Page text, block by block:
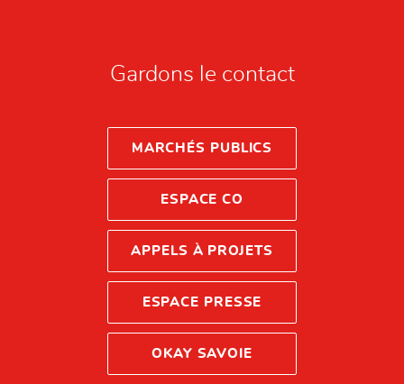
Gardons le contact
MARCHÉS PUBLICS
ESPACE CO
APPELS À PROJETS
ESPACE PRESSE
OKAY SAVOIE